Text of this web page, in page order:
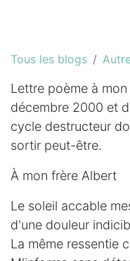
Tous les blogs
Lettre poème à
décembre 2000 et
cycle destructeur
sortir peut-être.
À mon frère Albert
Le soleil accable
d'une douleur
La même ressentie